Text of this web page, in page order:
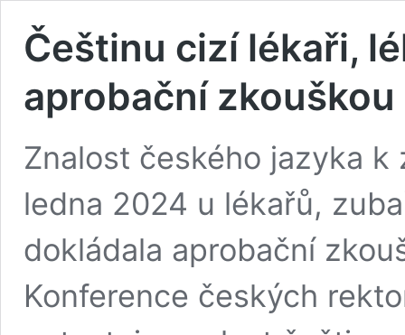
Češtinu cizí lékaři,
aprobační zkouškou
Znalost českého jazyka
ledna 2024 u lékařů,
dokládala aprobační
Konference českých